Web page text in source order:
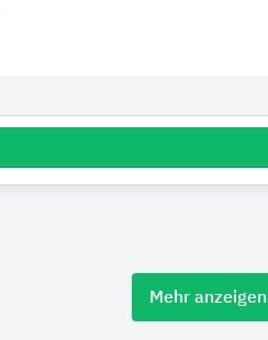
Mehr anzeigen